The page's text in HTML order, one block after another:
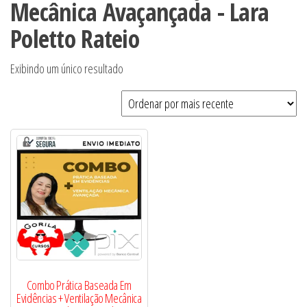
Mecânica Avaçançada - Lara
Poletto Rateio
Exibindo um único resultado
Combo Prática Baseada Em
Evidências + Ventilação Mecânica